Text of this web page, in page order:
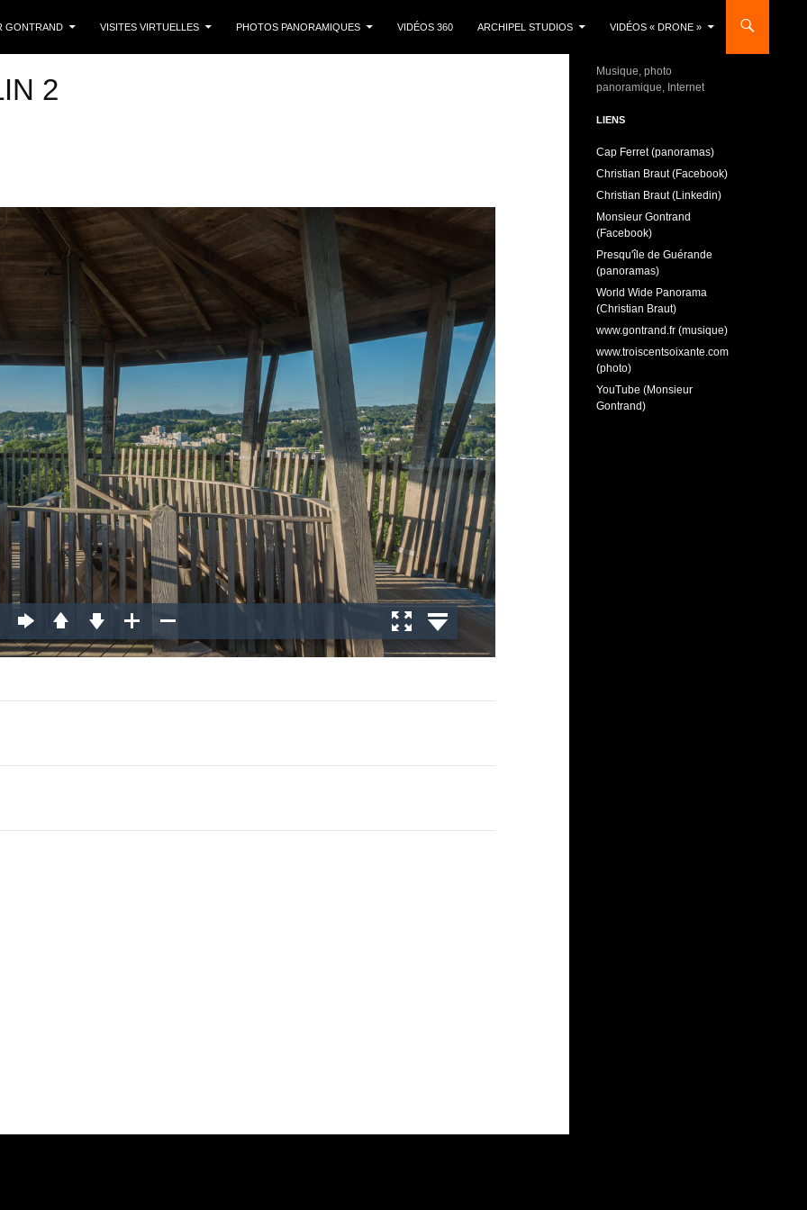
GONTRAND
VISITES VIRTUELLES PHOTOS PANORAMIQUES VIDÉOS 360 ARCHIPEL STUDIOS VIDÉOS « DRONE »
2
Musique, photo
panoramique, Internet
LIENS
Cap Ferret (panoramas)
Christian Braut (Facebook)
Christian Braut (Linkedin)
Monsieur Gontrand
(Facebook)
Presqu'île de Guérande
(panoramas)
World Wide Panorama
(Christian Braut)
www.gontrand.fr (musique)
www.troiscentsoixante.com
(photo)
YouTube (Monsieur
Gontrand)